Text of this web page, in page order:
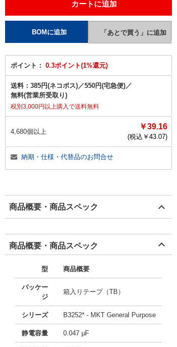
ポイント： 0.3ポイント(1%還元)
送料： 385円(ネコポス)／550円(宅急便)／
無料(営業所受取り)
税別3,000円以上購入で送料無料
4,680個以上
￥39.16
(税込￥ 43.07)
納期・仕様・代替品のお問合せ
商品概要・商品スペック
商品概要・商品スペック
型 商品概要
パッケー
ジ
箱入りテープ（TB）
シリーズ B3252* - MKT General Purpose
静電容量 0.047 µF